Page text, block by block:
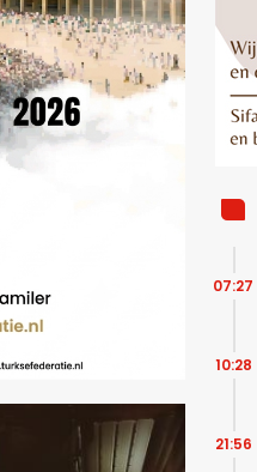
07:27
10:28
21:56